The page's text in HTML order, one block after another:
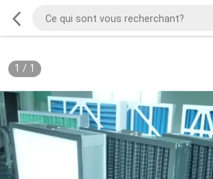
1 / 1